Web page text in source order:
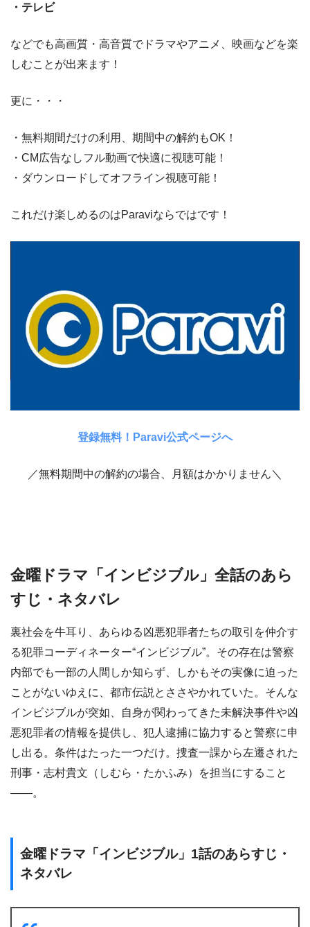
・テレビ
などでも高画質・高音質でドラマやアニメ、映画などを楽
しむことが出来ます！
更に・・・
・無料期間だけの利用、期間中の解約もOK！
・CM広告なしフル動画で快適に視聴可能！
・ダウンロードしてオフライン視聴可能！
これだけ楽しめるのはParaviならではです！
登録無料！Paravi公式ページへ
／無料期間中の解約の場合、月額はかかりません＼
金曜ドラマ「インビジブル」全話のあら
すじ・ネタバレ
裏社会を牛耳り、あらゆる凶悪犯罪者たちの取引を仲介す
る犯罪コーディネーター“インビジブル”。その存在は警察
内部でも一部の人間しか知らず、しかもその実像に迫った
ことがないゆえに、都市伝説とささやかれていた。そんな
インビジブルが突如、自身が関わってきた未解決事件や凶
悪犯罪者の情報を提供し、犯人逮捕に協力すると警察に申
し出る。条件はたった一つだけ。捜査一課から左遷された
刑事・志村貴文（しむら・たかふみ）を担当にすること
――。
金曜ドラマ「インビジブル」1話のあらすじ・
ネタバレ